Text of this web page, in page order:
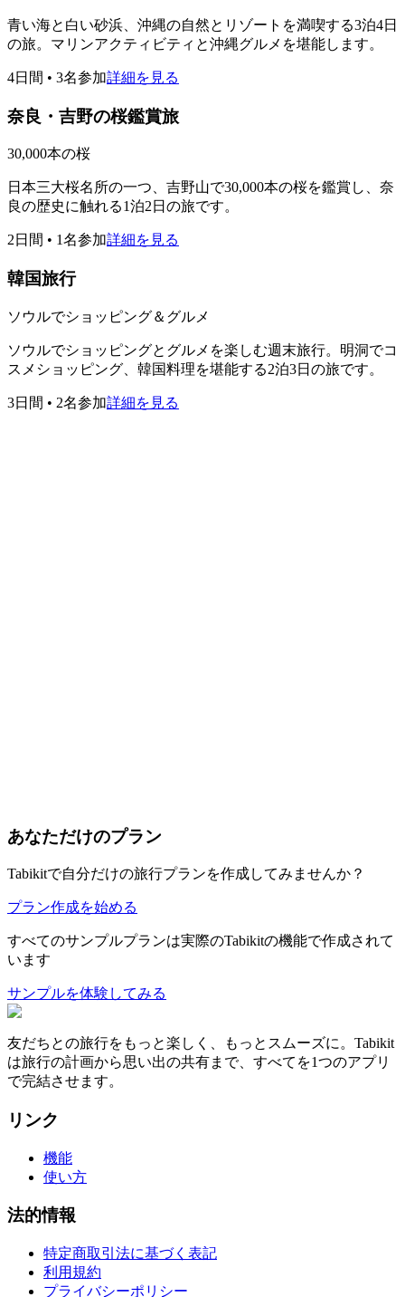
青い海と白い砂浜、沖縄の自然とリゾートを満喫する3泊4日
の旅。マリンアクティビティと沖縄グルメを堪能します。
4日間 • 3名参加詳細を見る
奈良・吉野の桜鑑賞旅
30,000本の桜
日本三大桜名所の一つ、吉野山で30,000本の桜を鑑賞し、奈
良の歴史に触れる1泊2日の旅です。
2日間 • 1名参加詳細を見る
韓国旅行
ソウルでショッピング＆グルメ
ソウルでショッピングとグルメを楽しむ週末旅行。明洞でコ
スメショッピング、韓国料理を堪能する2泊3日の旅です。
3日間 • 2名参加詳細を見る
あなただけのプラン
Tabikitで自分だけの旅行プランを作成してみませんか？
プラン作成を始める
すべてのサンプルプランは実際のTabikitの機能で作成されて
います
サンプルを体験してみる
友だちとの旅行をもっと楽しく、もっとスムーズに。Tabikit
は旅行の計画から思い出の共有まで、すべてを1つのアプリ
で完結させます。
リンク
機能
使い方
法的情報
特定商取引法に基づく表記
利用規約
プライバシーポリシー